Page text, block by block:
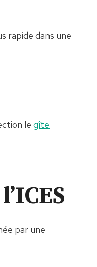
rapide dans une
le gîte
par une